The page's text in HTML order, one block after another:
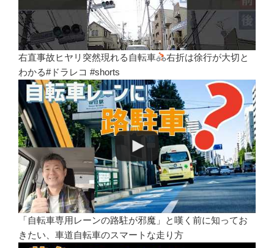
右直事故ヒヤリ突然現れる自転車
右折は徐行が大切と
わかる#ドラレコ #shorts
「自転車専用レーンの路駐が邪魔」と嘆く前に知ってお
きたい、車道自転車のスマートな走り方